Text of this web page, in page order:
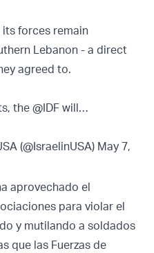
forces remain
Lebanon - a direct
agreed to.
the @IDF will…
(@IsraelinUSA) May 7,
aprovechado el
para violar el
y mutilando a soldados
que las Fuerzas de